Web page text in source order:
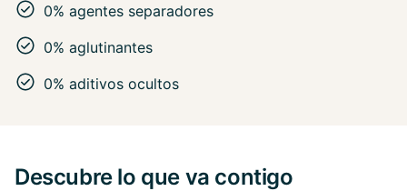
0% agentes separadores
0% aglutinantes
0% aditivos ocultos
Descubre lo que va contigo